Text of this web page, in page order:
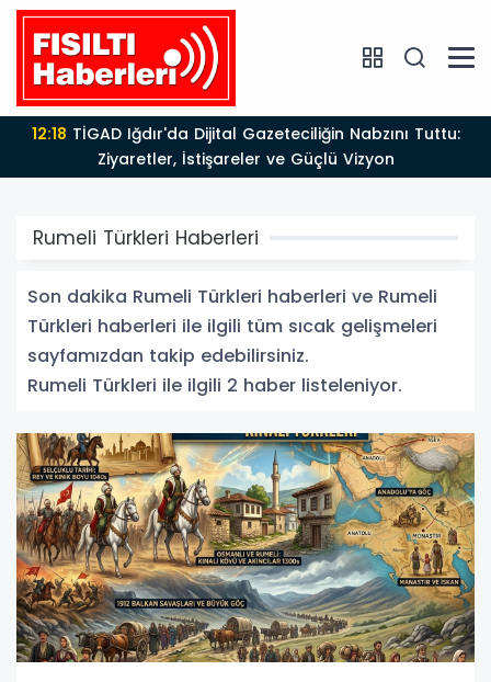
12:18
Ziyaretler, İstişareler ve Güçlü Vizyon
Rumeli Türkleri Haberleri
Son dakika Rumeli Türkleri haberleri ve Rumeli
Türkleri haberleri ile ilgili tüm sıcak gelişmeleri
sayfamızdan takip edebilirsiniz.
Rumeli Türkleri ile ilgili 2 haber listeleniyor.